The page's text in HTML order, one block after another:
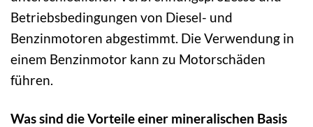
Betriebsbedingungen von Diesel- und
Benzinmotoren abgestimmt. Die Verwendung in
einem Benzinmotor kann zu Motorschäden
führen.
Was sind die Vorteile einer mineralischen Basis